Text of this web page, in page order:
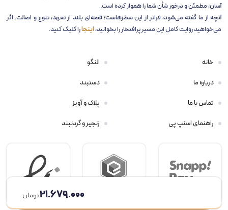
۲۱.۶۷۹.۰۰۰تومان
آسان، مطمئن و درخور شأن شما را هموار کرده است.
آنچه از ما گفته می‌شود، فراتر از این سطرهاست؛ قصه‌ای بلند از تعهد، تنوع و اصالت. اگر
می‌خواهید روایت کامل این مسیر پرافتخار را بخوانید،اینجارا کلیک کنید.
خانه
درباره ما
تماس با ما
راهنمای اسنپ پی
النگو
دستبند
پلاک و آویز
زنجیر و گردنبند